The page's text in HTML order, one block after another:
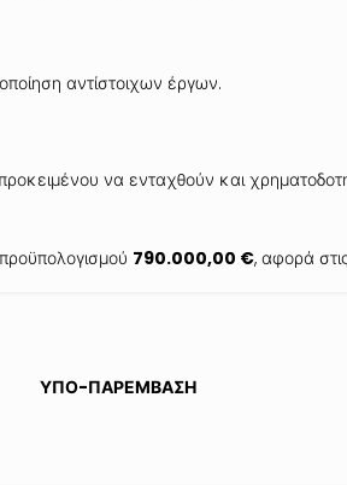
αντίστοιχων έργων.
να ενταχθούν και
790.000,00 €, αφορά
ΥΠΟ-ΠΑΡΕΜΒΑΣΗ